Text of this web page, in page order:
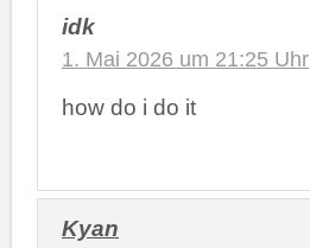
idk
1. Mai 2026 um 21:25 Uhr
how do i do it
Kyan